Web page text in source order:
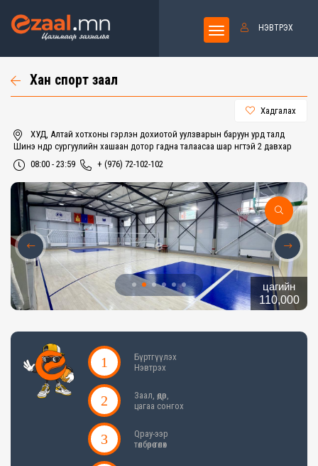
НЭВТРЭХ
Хан спорт заал
Хадгалах
ХУД, Алтай хотхоны гэрлэн дохиотой уулзварын баруун урд талд
Шинэ өнөөдөр сургуулийн хашаан дотор гадна талаасаа шар өнгөтэй 2 давхар
08:00 - 23:59
+ (976) 72-102-102
цагийн
110,000
Бүртгүүлэх
Нэвтрэх
Заал, өдөр,
цагаа сонгох
Qpay-ээр
төлбөрөө төлөх